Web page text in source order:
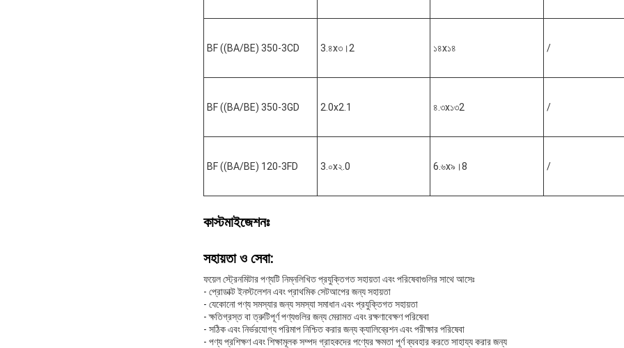
BF ((BA/BE) 350-3CD 3.৪x৩।2 ১৪x১৪ /
BF ((BA/BE) 350-3GD 2.0x2.1 ৪.৩x১৩2 /
BF ((BA/BE) 120-3FD 3.০x২.0 6.৬x৯।8 /
কাস্টমাইজেশনঃ
সহায়তা ও সেবা:
ফয়েল স্ট্রেনমিটার পণ্যটি নিম্নলিখিত প্রযুক্তিগত সহায়তা এবং পরিষেবাগুলির সাথে আসেঃ
- প্রোডাক্ট ইনস্টলেশন এবং প্রাথমিক সেটআপের জন্য সহায়তা
- যেকোনো পণ্য সমস্যার জন্য সমস্যা সমাধান এবং প্রযুক্তিগত সহায়তা
- ক্ষতিগ্রস্ত বা ত্রুটিপূর্ণ পণ্যগুলির জন্য মেরামত এবং রক্ষণাবেক্ষণ পরিষেবা
- সঠিক এবং নির্ভরযোগ্য পরিমাপ নিশ্চিত করার জন্য ক্যালিব্রেশন এবং পরীক্ষার পরিষেবা
- পণ্য প্রশিক্ষণ এবং শিক্ষামূলক সম্পদ গ্রাহকদের পণ্যের ক্ষমতা পূর্ণ ব্যবহার করতে সাহায্য করার জন্য